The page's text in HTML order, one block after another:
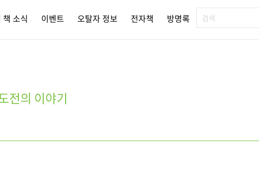
책 소식 이벤트 오탈자 정보 전자책 방명록
전의 이야기